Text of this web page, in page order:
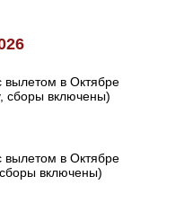
вылетом в Октябре
сборы включены)
вылетом в Октябре
включены)